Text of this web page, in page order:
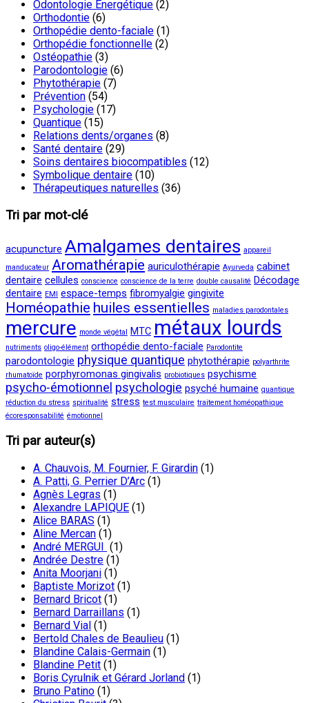
Odontologie Energétique (2)
Orthodontie (6)
Orthopédie dento-faciale (1)
Orthopédie fonctionnelle (2)
Ostéopathie (3)
Parodontologie (6)
Phytothérapie (7)
Prévention (54)
Psychologie (17)
Quantique (15)
Relations dents/organes (8)
Santé dentaire (29)
Soins dentaires biocompatibles (12)
Symbolique dentaire (10)
Thérapeutiques naturelles (36)
Tri par mot-clé
acupuncture Amalgames dentaires appareil
manducateur Aromathérapie auriculothérapie Ayurveda cabinet
dentaire cellules conscience conscience de la terre double causalité Décodage
dentaire EMI espace-temps fibromyalgie gingivite
Homéopathie huiles essentielles maladies parodontales
mercure monde végétal MTC métaux lourds
nutriments oligo-élément orthopédie dento-faciale Parodontite
parodontologie physique quantique phytothérapie polyarthrite
rhumatoïde porphyromonas gingivalis probiotiques psychisme
psycho-émotionnel psychologie psyché humaine quantique
réduction du stress spiritualité stress test musculaire traitement homéopathique
écoresponsabilité émotionnel
Tri par auteur(s)
A. Chauvois, M. Fournier, F. Girardin (1)
A. Patti, G. Perrier D’Arc (1)
Agnès Legras (1)
Alexandre LAPIQUE (1)
Alice BARAS (1)
Aline Mercan (1)
André MERGUI (1)
Andrée Destre (1)
Anita Moorjani (1)
Baptiste Morizot (1)
Bernard Bricot (1)
Bernard Darraillans (1)
Bernard Vial (1)
Bertold Chales de Beaulieu (1)
Blandine Calais-Germain (1)
Blandine Petit (1)
Boris Cyrulnik et Gérard Jorland (1)
Bruno Patino (1)